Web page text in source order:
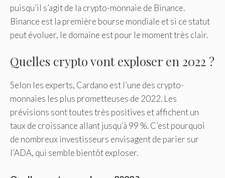
puisqu’il s’agit de la crypto-monnaie de Binance.
Binance est la première bourse mondiale et si ce statut
peut évoluer, le domaine est pour le moment très clair.
Quelles crypto vont exploser en 2022 ?
Selon les experts, Cardano est l’une des crypto-
monnaies les plus prometteuses de 2022. Les
prévisions sont toutes très positives et affichent un
taux de croissance allant jusqu’à 99 %. C’est pourquoi
de nombreux investisseurs envisagent de parier sur
l’ADA, qui semble bientôt exploser.